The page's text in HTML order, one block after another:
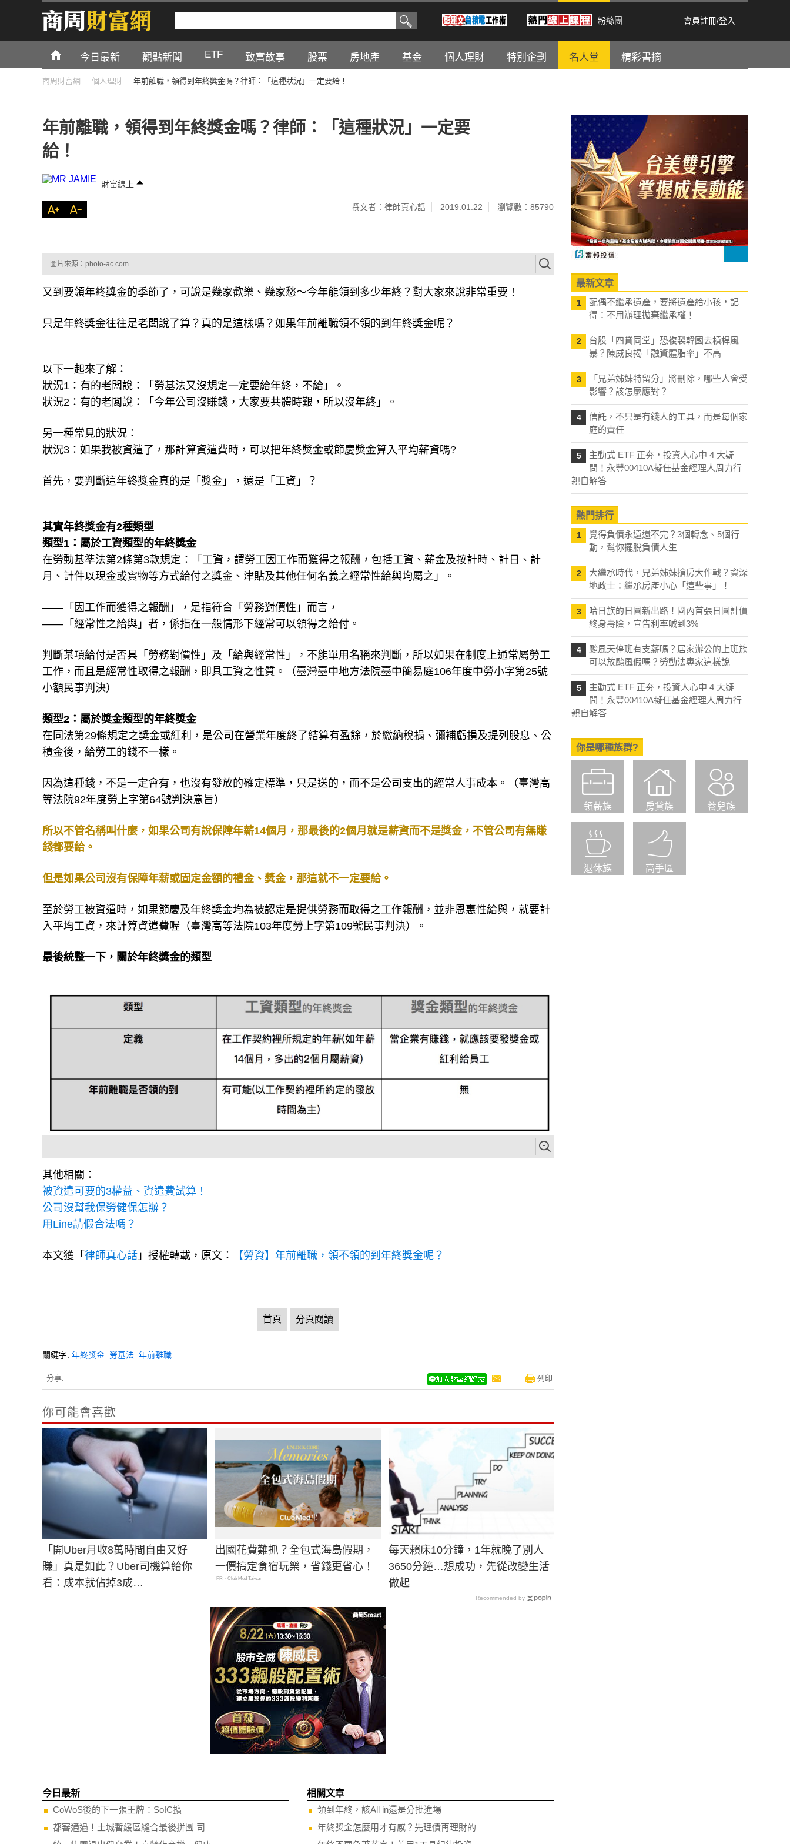
粉絲團 會員註冊/登入
今日最新 觀點新聞 ETF 致富故事 股票 房地產 基金 個人理財 特別企劃 名人堂 精彩書摘
商周財富網 個人理財 年前離職，領得到年終獎金嗎？律師：「這種狀況」一定要給！
年前離職，領得到年終獎金嗎？律師：「這種狀況」一定要
給！
財富線上
撰文者：律師真心話 2019.01.22 瀏覽數：85790
圖片來源：photo-ac.com
又到要領年終獎金的季節了，可說是幾家歡樂、幾家愁～今年能領到多少年終？對大家來說非常重要！
只是年終獎金往往是老闆說了算？真的是這樣嗎？如果年前離職領不領的到年終獎金呢？
以下一起來了解：
狀況1：有的老闆說：「勞基法又沒規定一定要給年終，不給」。
狀況2：有的老闆說：「今年公司沒賺錢，大家要共體時艱，所以沒年終」。
另一種常見的狀況：
狀況3：如果我被資遣了，那計算資遣費時，可以把年終獎金或節慶獎金算入平均薪資嗎?
首先，要判斷這年終獎金真的是「獎金」，還是「工資」？
其實年終獎金有2種類型
類型1：屬於工資類型的年終獎金
在勞動基準法第2條第3款規定：「工資，謂勞工因工作而獲得之報酬，包括工資、薪金及按計時、計日、計
月、計件以現金或實物等方式給付之獎金、津貼及其他任何名義之經常性給與均屬之」。
——「因工作而獲得之報酬」，是指符合「勞務對價性」而言，
——「經常性之給與」者，係指在一般情形下經常可以領得之給付。
判斷某項給付是否具「勞務對價性」及「給與經常性」，不能單用名稱來判斷，所以如果在制度上通常屬勞工
工作，而且是經常性取得之報酬，即具工資之性質。（臺灣臺中地方法院臺中簡易庭106年度中勞小字第25號
小額民事判決）
類型2：屬於獎金類型的年終獎金
在同法第29條規定之獎金或紅利，是公司在營業年度終了結算有盈餘，於繳納稅捐、彌補虧損及提列股息、公
積金後，給勞工的錢不一樣。
因為這種錢，不是一定會有，也沒有發放的確定標準，只是送的，而不是公司支出的經常人事成本。（臺灣高
等法院92年度勞上字第64號判決意旨）
所以不管名稱叫什麼，如果公司有說保障年薪14個月，那最後的2個月就是薪資而不是獎金，不管公司有無賺
錢都要給。
但是如果公司沒有保障年薪或固定金額的禮金、獎金，那這就不一定要給。
至於勞工被資遣時，如果節慶及年終獎金均為被認定是提供勞務而取得之工作報酬，並非恩惠性給與，就要計
入平均工資，來計算資遣費喔（臺灣高等法院103年度勞上字第109號民事判決）。
最後統整一下，關於年終獎金的類型
其他相關：
被資遣可要的3權益、資遣費試算！
公司沒幫我保勞健保怎辦？
用Line請假合法嗎？
本文獲「 律師真心話 」授權轉載，原文： 【勞資】年前離職，領不領的到年終獎金呢？
首頁 分頁閱讀
關鍵字: 年終獎金 勞基法 年前離職
分享: 列印
你可能會喜歡
「開Uber月收8萬時間自由又好
賺」真是如此？Uber司機算給你
看：成本就佔掉3成…
出國花費難抓？全包式海島假期，
一價搞定食宿玩樂，省錢更省心！
PR・Club Med Taiwan
每天賴床10分鐘，1年就晚了別人
3650分鐘…想成功，先從改變生活
做起
Recommended by
今日最新
CoWoS後的下一張王牌：SoIC擴
都審通過！土城暫緩區縫合最後拼圖 司
相關文章
領到年終，該All in還是分批進場
年終獎金怎麼用才有感？先理債再理財的
最新文章
1
配偶不繼承遺產，要將遺產給小孩，記
得：不用辦理拋棄繼承權！
2
台股「四貸同堂」恐複製韓國去槓桿風
暴？陳威良揭「融資體脂率」不高
3
「兄弟姊妹特留分」將刪除，哪些人會受
影響？該怎麼應對？
4
信託，不只是有錢人的工具，而是每個家
庭的責任
5
主動式 ETF 正夯，投資人心中 4 大疑
問！永豐00410A擬任基金經理人周力行
親自解答
熱門排行
1
覺得負債永遠還不完？3個轉念、5個行
動，幫你擺脫負債人生
2
大繼承時代，兄弟姊妹搶房大作戰？資深
地政士：繼承房產小心「這些事」！
3
哈日族的日圓新出路！國內首張日圓計價
終身壽險，宣告利率喊到3%
4
颱風天停班有支薪嗎？居家辦公的上班族
可以放颱風假嗎？勞動法專家這樣說
5
主動式 ETF 正夯，投資人心中 4 大疑
問！永豐00410A擬任基金經理人周力行
親自解答
你是哪種族群?
領薪族 房貸族 養兒族
退休族 高手區